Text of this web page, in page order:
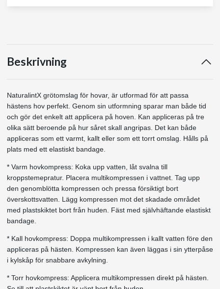
Beskrivning
NaturalintX grötomslag för hovar, är utformad för att passa
hästens hov perfekt. Genom sin utformning sparar man både tid
och gör det enkelt att applicera på hoven. Kan appliceras på tre
olika sätt beroende på hur såret skall angripas. Det kan både
appliceras som ett varmt, kallt eller som ett torrt omslag. Hålls på
plats med ett elastiskt bandage.
* Varm hovkompress: Koka upp vatten, låt svalna till
kroppstemepratur. Placera multikompressen i vattnet. Tag upp
den genomblötta kompressen och pressa försiktigt bort
överskottsvatten. Lägg kompressen mot det skadade området
med plastskiktet bort från huden. Fäst med självhäftande elastiskt
bandage.
* Kall hovkompress: Doppa multikompressen i kallt vatten före den
appliceras på hästen. Kompressen kan även läggas i sin ytterpåse
i kylskåp för snabbare avkylning.
* Torr hovkompress: Applicera multikompressen direkt på hästen.